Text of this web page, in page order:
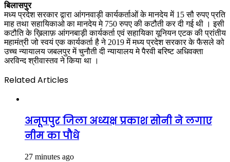
बिलासपुर
मध्य प्रदेश सरकार द्वारा आंगनवाड़ी कार्यकर्ताओं के मानदेय में 15 सौ रुपए प्रति
माह तथा सहायिकाओ का मानदेय मे 750 रुपए की कटौती कर दी गई थी । इसी
कटौति के ख़िलाफ़ आंगनबाड़ी कार्यकर्ता एवं सहायिका यूनियन एटक की प्रांतीय
महामंत्री जो स्वयं एक कार्यकर्ता है ने 2019 में मध्य प्रदेश सरकार के फैसले को
उच्च न्यायालय जबलपुर में चुनौती दी न्यायालय मे पैरवी बरिष्ट अधिवक्ता
अरविन्द श्रीवास्तव ने किया था ।
Related Articles
अनूपपुर जिला अध्यक्ष प्रकाश सोनी ने लगाए
नीम का पौधे
27 minutes ago